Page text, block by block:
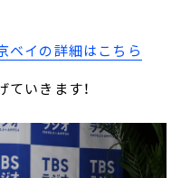
ベイの詳細はこちら
いきます！